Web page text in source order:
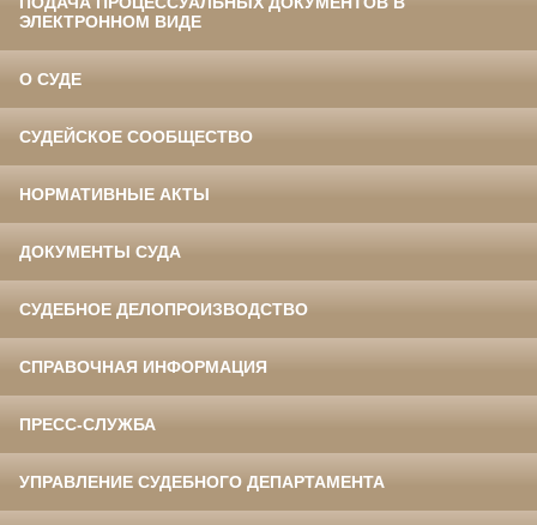
ЭЛЕКТРОННОМ ВИДЕ
О СУДЕ
СУДЕЙСКОЕ СООБЩЕСТВО
НОРМАТИВНЫЕ АКТЫ
ДОКУМЕНТЫ СУДА
СУДЕБНОЕ ДЕЛОПРОИЗВОДСТВО
СПРАВОЧНАЯ ИНФОРМАЦИЯ
ПРЕСС-СЛУЖБА
УПРАВЛЕНИЕ СУДЕБНОГО ДЕПАРТАМЕНТА